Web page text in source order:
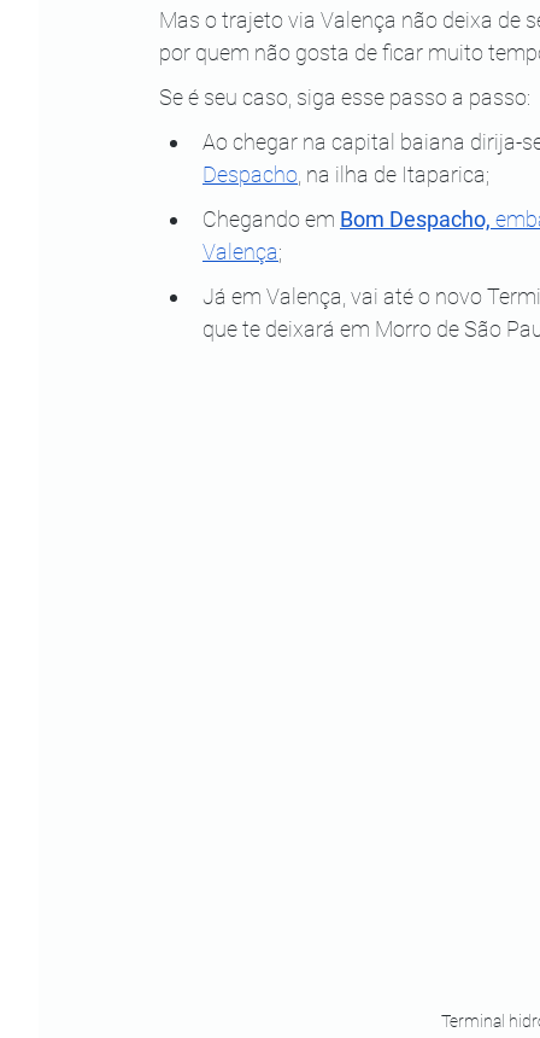
Mas o trajeto via Valença não deixa de
por quem não gosta de ficar muito
Se é seu caso, siga esse passo a passo:
Ao chegar na capital baiana dirija-
Despacho , na ilha de Itaparica;
Chegando em Bom Despacho,
Valença;
Já em Valença, vai até o novo
que te deixará em Morro de São
Terminal